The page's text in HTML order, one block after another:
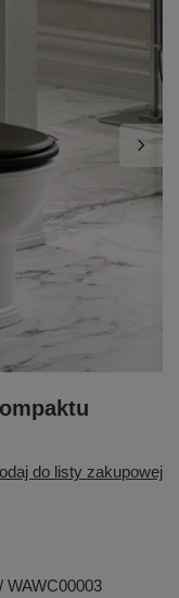
do listy zakupowej
WAWC00003